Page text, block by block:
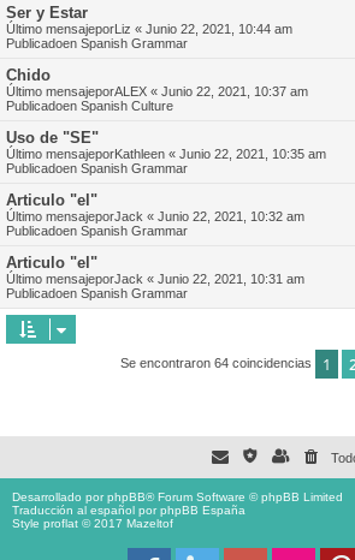
Ser y Estar
Último mensajeporLiz « Junio 22, 2021, 10:44 am
Publicadoen Spanish Grammar
Chido
Último mensajeporALEX « Junio 22, 2021, 10:37 am
Publicadoen Spanish Culture
Uso de "SE"
Último mensajeporKathleen « Junio 22, 2021, 10:35 am
Publicadoen Spanish Grammar
Articulo "el"
Último mensajeporJack « Junio 22, 2021, 10:32 am
Publicadoen Spanish Grammar
Articulo "el"
Último mensajeporJack « Junio 22, 2021, 10:31 am
Publicadoen Spanish Grammar
Se encontraron 64 coincidencias 1
Desarrollado porphpBB® Forum Software © phpBB Limited
Traducción al español porphpBB España
Style proflat © 2017 Mazeltof